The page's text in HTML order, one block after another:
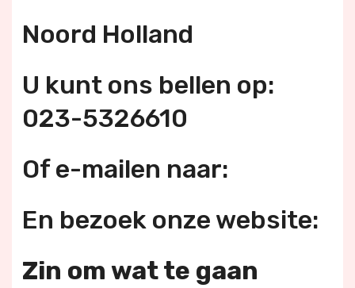
Noord Holland
U kunt ons bellen op:
023-5326610
Of e-mailen naar:
En bezoek onze website:
Zin om wat te gaan